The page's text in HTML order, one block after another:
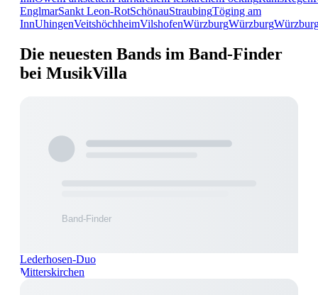
EnglmarSankt Leon-RotSchönauStraubingTöging am
InnUhingenVeitshöchheimVilshofenWürzburgWürzburg
Die neuesten Bands im Band-Finder
bei MusikVilla
Lederhosen-Duo
Mitterskirchen